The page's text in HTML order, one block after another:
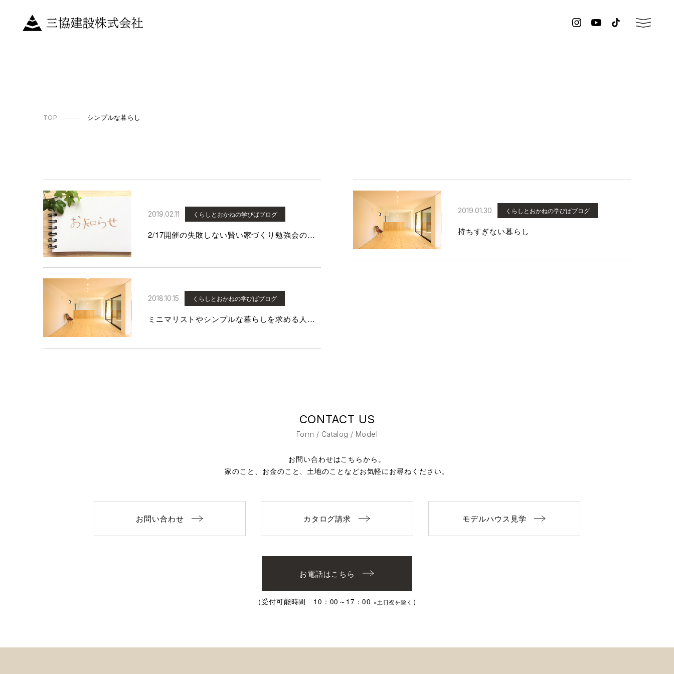
TOP シンプルな暮らし
2019.02.11 くらしとおかねの学びばブログ
2/17開催の失敗しない賢い家づくり勉強会のお知らせ
2019.01.30 くらしとおかねの学びばブログ
持ちすぎない暮らし
2018.10.15 くらしとおかねの学びばブログ
ミニマリストやシンプルな暮らしを求める人が増えた理由
CONTACT US
Form / Catalog / Model
お問い合わせはこちらから。
家のこと、お金のこと、土地のことなどお気軽にお尋ねください。
お問い合わせ カタログ請求 モデルハウス見学
お電話はこちら
（受付可能時間 10：00～17：00 ※土日祝を除く ）